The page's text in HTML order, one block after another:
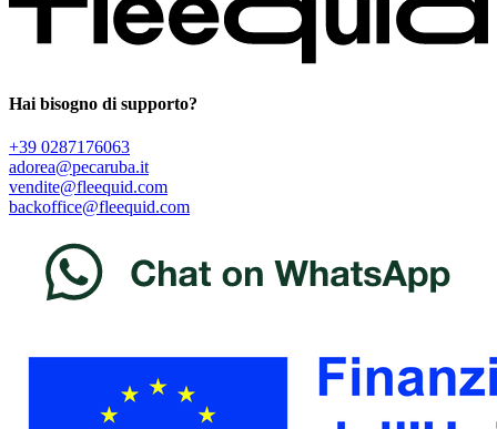
Hai bisogno di supporto?
+39 0287176063
adorea@pecaruba.it
vendite@fleequid.com
backoffice@fleequid.com